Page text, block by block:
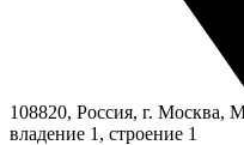
108820, Россия, г.
владение 1, строение 1